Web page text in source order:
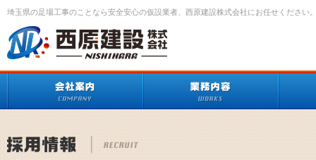
埼玉県の足場工事のことなら安全安心の仮設業者、西原建設株式会社にお任せください